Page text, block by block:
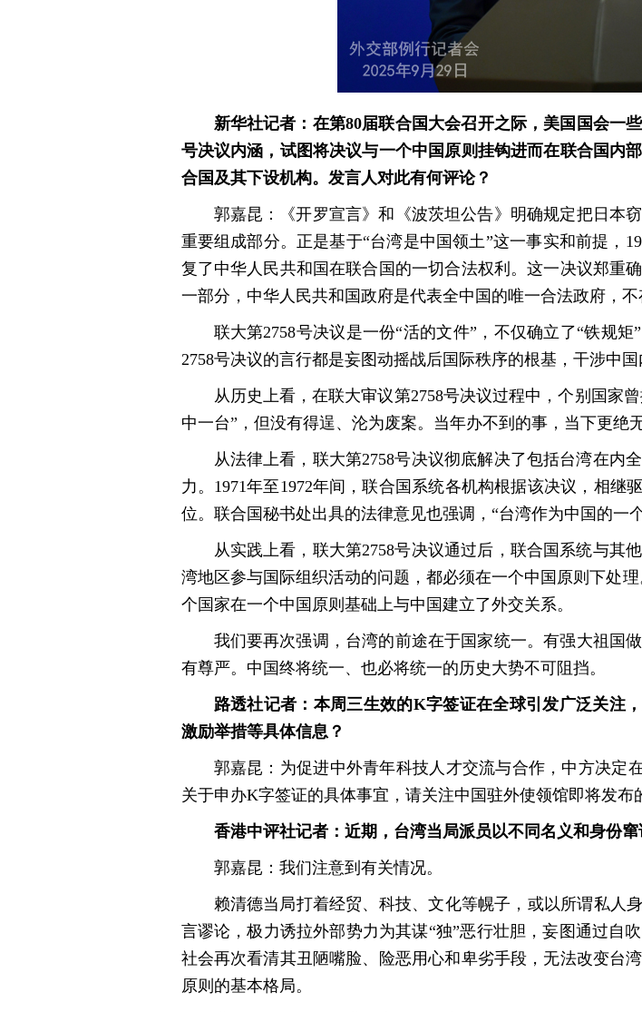
新华社记者：在第80届联合国大会召开之际，美国国会一
号决议内涵，试图将决议与一个中国原则挂钩进而在联合国内
合国及其下设机构。发言人对此有何评论？
郭嘉昆：《开罗宣言》和《波茨坦公告》明确规定把日本
重要组成部分。正是基于“台湾是中国领土”这一事实和前提，
复了中华人民共和国在联合国的一切合法权利。这一决议郑重
一部分，中华人民共和国政府是代表全中国的唯一合法政府，不
联大第2758号决议是一份“活的文件”，不仅确立了“铁规
2758号决议的言行都是妄图动摇战后国际秩序的根基，干涉中国
从历史上看，在联大审议第2758号决议过程中，个别国家
中一台”，但没有得逞、沦为废案。当年办不到的事，当下更绝无
从法律上看，联大第2758号决议彻底解决了包括台湾在内
力。1971年至1972年间，联合国系统各机构根据该决议，相继
位。联合国秘书处出具的法律意见也强调，“台湾作为中国的一
从实践上看，联大第2758号决议通过后，联合国系统与其
湾地区参与国际组织活动的问题，都必须在一个中国原则下处
个国家在一个中国原则基础上与中国建立了外交关系。
我们要再次强调，台湾的前途在于国家统一。有强大祖国
有尊严。中国终将统一、也必将统一的历史大势不可阻挡。
路透社记者：本周三生效的K字签证在全球引发广泛关注
激励举措等具体信息？
郭嘉昆：为促进中外青年科技人才交流与合作，中方决定
关于申办K字签证的具体事宜，请关注中国驻外使领馆即将发布
香港中评社记者：近期，台湾当局派员以不同名义和身份
郭嘉昆：我们注意到有关情况。
赖清德当局打着经贸、科技、文化等幌子，或以所谓私人
言谬论，极力诱拉外部势力为其谋“独”恶行壮胆，妄图通过自
社会再次看清其丑陋嘴脸、险恶用心和卑劣手段，无法改变台
原则的基本格局。